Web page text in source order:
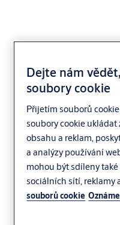
Yale YKB550
Dejte nám
soubory cookie
Přijetím souborů
soubory cookie
obsahu a reklam,
a analýzy používání
mohou být sdíleny
sociálních sítí, reklamy
souborů cookie